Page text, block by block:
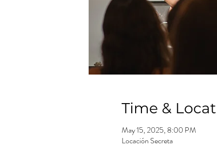
Time &
May 15, 2025, 8:00 PM
Locación Secreta